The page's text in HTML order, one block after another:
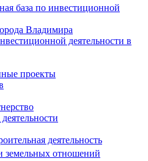
база по инвестиционной
Владимира
деятельности в
проекты
деятельность
земельных отношений